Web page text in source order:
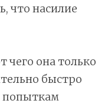
что насилие
чего она только
быстро
попыткам